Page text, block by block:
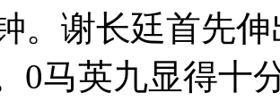
。谢长廷首先
0马英九显得十